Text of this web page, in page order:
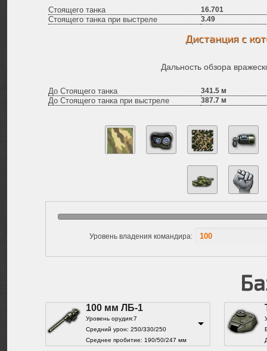
Стоящего танка 16.701
Стоящего танка при выстреле 3.49
Дистанция с
Дальность обзора
До Стоящего танка 341.5 м
До Стоящего танка при выстреле 387.7 м
Уровень владения командира:
100 мм ЛБ-1
Уровень орудия:7
Средний урон: 250/330/250
Среднее пробитие: 190/50/247 мм